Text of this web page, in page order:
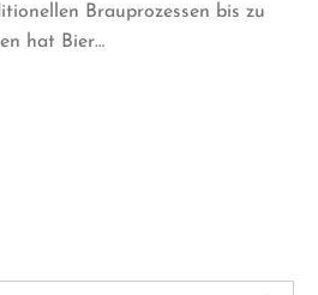
Brauprozessen bis zu
hat Bier…